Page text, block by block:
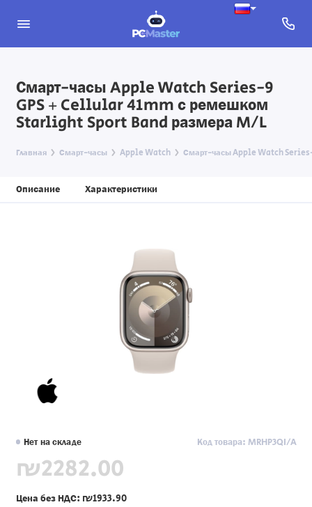
Смарт-часы Apple Watch Series-9
GPS + Cellular 41mm с ремешком
Starlight Sport Band размера M/L
Главная Смарт-часы Apple Watch Смарт-часы Apple Watch
Описание Характеристики
Нет на складе Код товара: MRHP3QI/A
₪2282.00
Цена без НДС: ₪1933.90